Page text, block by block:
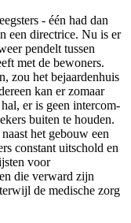
- één had dan
een directrice. Nu is er
pendelt tussen
met de bewoners.
zou het bejaardenhuis
kan er zomaar
er is geen intercom-
buiten te houden.
het gebouw een
constant uitschold en
voor
die verward zijn
de medische zorg